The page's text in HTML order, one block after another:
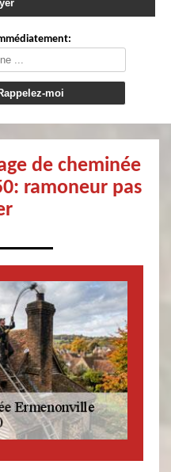
de cheminée
ramoneur pas